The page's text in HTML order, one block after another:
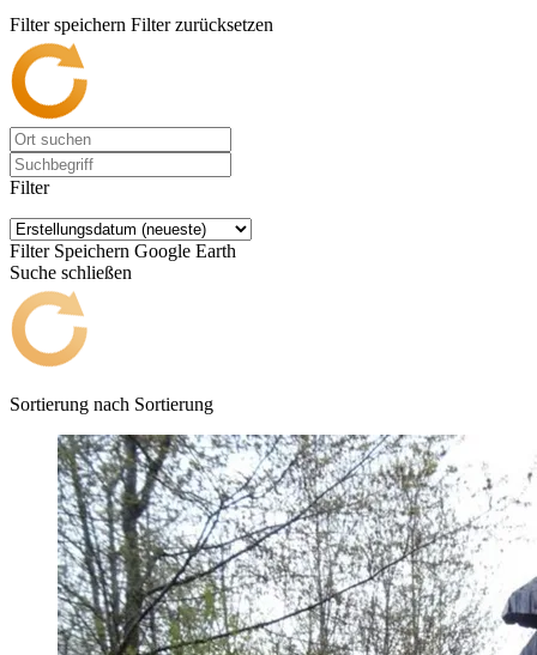
Filter speichern Filter zurücksetzen
Filter
Filter Speichern Google Earth
Suche schließen
Sortierung nach Sortierung